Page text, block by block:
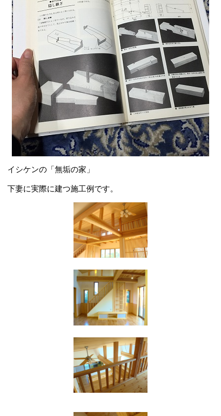
イシケンの「無垢の家」
下妻に実際に建つ施工例です。